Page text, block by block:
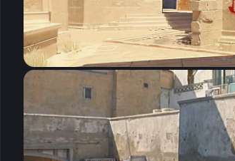
CSGO-PRjDP-xUWoR-GscmD-